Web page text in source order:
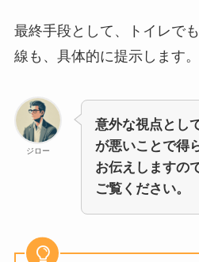
最終手段として、トイレで
線も、具体的に提示します。
ジロー
意外な視点とし
が悪いことで得
お伝えしますの
ご覧ください。